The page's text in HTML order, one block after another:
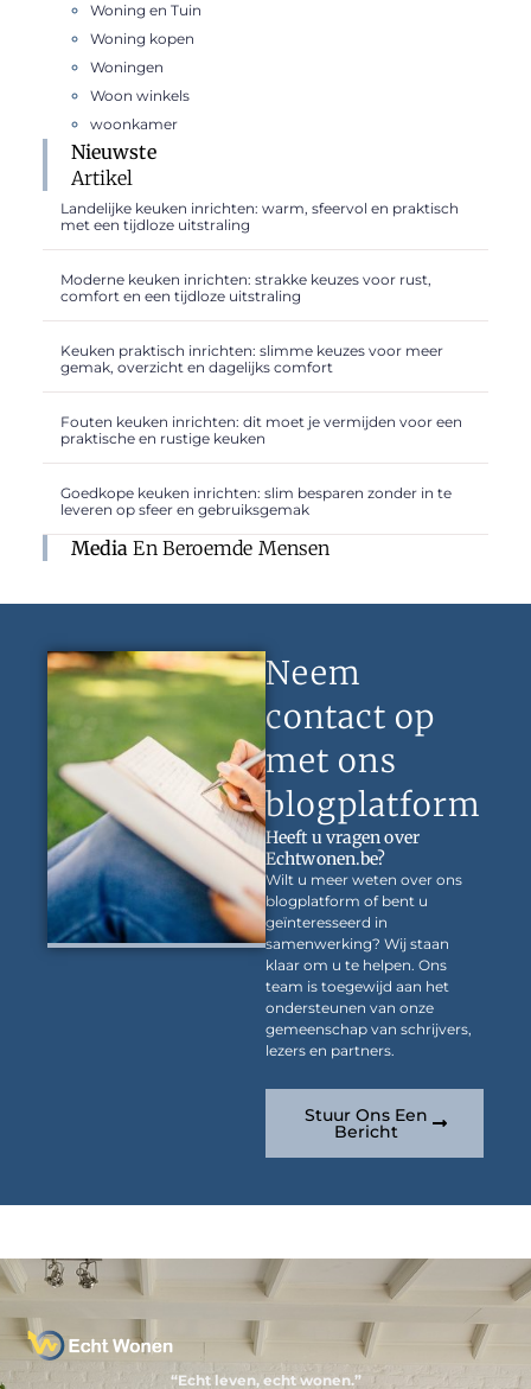
Woning en Tuin
Woning kopen
Woningen
Woon winkels
woonkamer
Nieuwste
Artikel
Landelijke keuken inrichten: warm, sfeervol en praktisch
met een tijdloze uitstraling
Moderne keuken inrichten: strakke keuzes voor rust,
comfort en een tijdloze uitstraling
Keuken praktisch inrichten: slimme keuzes voor meer
gemak, overzicht en dagelijks comfort
Fouten keuken inrichten: dit moet je vermijden voor een
praktische en rustige keuken
Goedkope keuken inrichten: slim besparen zonder in te
leveren op sfeer en gebruiksgemak
Media En Beroemde Mensen
Neem
contact op
met ons
blogplatform
Heeft u vragen over
Echtwonen.be?
Wilt u meer weten over ons
blogplatform of bent u
geïnteresseerd in
samenwerking? Wij staan
klaar om u te helpen. Ons
team is toegewijd aan het
ondersteunen van onze
gemeenschap van schrijvers,
lezers en partners.
Stuur Ons Een
Bericht
“Echt leven, echt wonen.”